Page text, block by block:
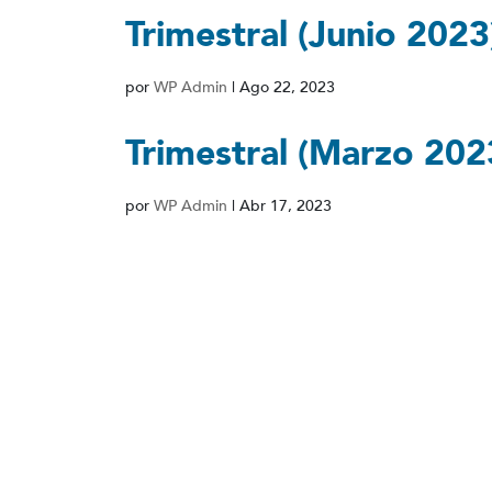
Trimestral (Junio
por WP Admin | Ago 22, 2023
Trimestral (Marzo
por WP Admin | Abr 17, 2023